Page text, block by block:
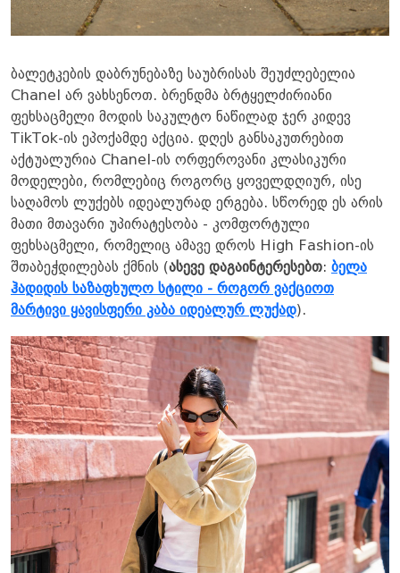
ბალეტკების დაბრუნებაზე საუბრისას შეუძლებელია
Chanel არ ვახსენოთ. ბრენდმა ბრტყელძირიანი
ფეხსაცმელი მოდის საკულტო ნაწილად ჯერ კიდევ
TikTok-ის ეპოქამდე აქცია. დღეს განსაკუთრებით
აქტუალურია Chanel-ის ორფეროვანი კლასიკური
მოდელები, რომლებიც როგორც ყოველდღიურ, ისე
საღამოს ლუქებს იდეალურად ერგება. სწორედ ეს არის
მათი მთავარი უპირატესობა - კომფორტული
ფეხსაცმელი, რომელიც ამავე დროს High Fashion-ის
შთაბეჭდილებას ქმნის (ასევე დაგაინტერესებთ: ბელა
ჰადიდის საზაფხულო სტილი - როგორ ვაქციოთ
მარტივი ყავისფერი კაბა იდეალურ ლუქად).